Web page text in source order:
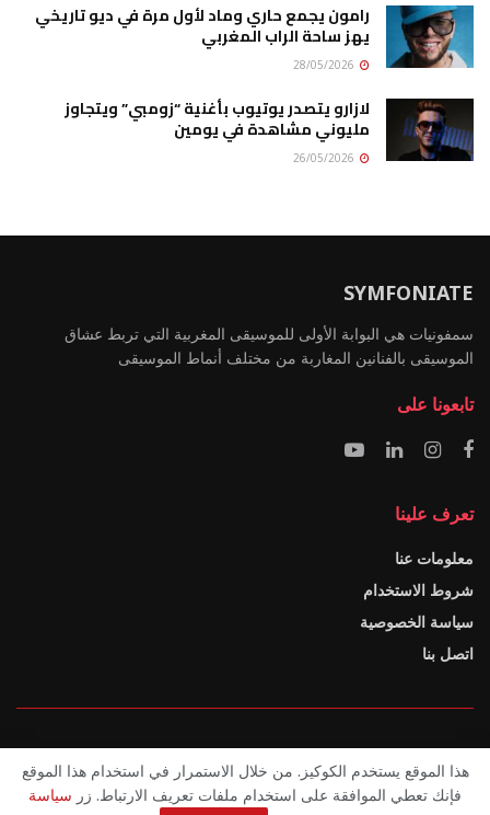
رامون يجمع حاري وماد لأول مرة في ديو تاريخي
يهز ساحة الراب المغربي
لازارو يتصدر يوتيوب بأغنية “زومبي” ويتجاوز
مليوني مشاهدة في يومين
SYMFONIATE
سمفونيات هي البوابة الأولى للموسيقى المغربية التي تربط عشاق
الموسيقى بالفنانين المغاربة من مختلف أنماط الموسيقى
تابعونا على
تعرف علينا
معلومات عنا
شروط الاستخدام
سياسة الخصوصية
اتصل بنا
© SYMFONIATE Inc - سمفونيات 2025 جميع الحقوق محفوظة
هذا الموقع يستخدم الكوكيز. من خلال الاستمرار في استخدام هذا الموقع
فإنك تعطي الموافقة على استخدام ملفات تعريف الارتباط. زر سياسة